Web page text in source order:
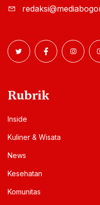
Rubrik
Inside
Kuliner & Wisata
News
Kesehatan
Komunitas